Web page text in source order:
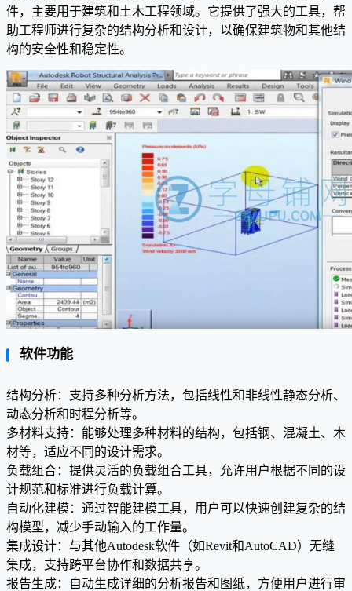
件，主要用于建筑和土木工程领域。它提供了强大的工具，帮
助工程师进行复杂的结构分析和设计，以确保建筑物和其他结
构的安全性和稳定性。
软件功能
结构分析：支持多种分析方法，包括线性和非线性静态分析、
动态分析和时程分析等。
多材料支持：能够处理多种材料的结构，包括钢、混凝土、木
材等，适应不同的设计需求。
负载组合：提供灵活的负载组合工具，允许用户根据不同的设
计规范和标准进行负载计算。
自动化建模：通过智能建模工具，用户可以快速创建复杂的结
构模型，减少手动输入的工作量。
集成设计：与其他Autodesk软件（如Revit和AutoCAD）无缝
集成，支持跨平台协作和数据共享。
报告生成：自动生成详细的分析报告和图纸，方便用户进行审